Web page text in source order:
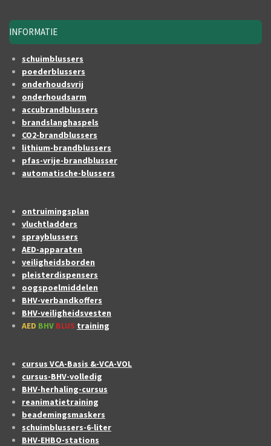
INFORMATIE
schuimblussers
poederblussers
onderhoudsvrij
onderhoudsarm
accubrandblussers
brandslanghaspels
CO2-brandblussers
lithium-brandblussers
pfas-vrije-brandblusser
automatische-blussers
ontruimingsplan
vluchtladders
sprayblussers
AED-apparaten
veiligheidsborden
pleisterdispensers
oogspoelmiddelen
BHV-verbandkoffers
BHV-veiligheidsvesten
AED BHV BLUS training
cursus VCA-Basis &-VCA-VOL
cursus-BHV-volledig
BHV-herhaling-cursus
reanimatietraining
beademingsmaskers
schuimblussers-6-liter
BHV-EHBO-stations